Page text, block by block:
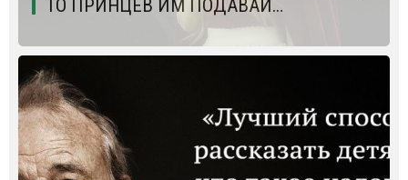
ТО ПРИНЦЕВ ИМ ПОДАВАЙ…